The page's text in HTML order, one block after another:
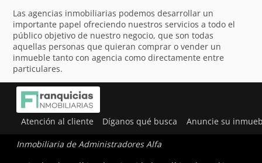
Las agencias inmobiliarias podemos desarrollar un
importante papel ofreciendo nuestros servicios a todo el
público objetivo de nuestro negocio, que son todas
aquellas personas que quieran comprar o vender un
inmueble tanto con agencia como directamente entre
particulares.
Atención al cliente Díganos qué busca Anuncie su
Inmobiliaria de Administradores Alfa
Utilizamos cookies para ofrecerte la mejor experiencia en
nuestra web.
Puedes aprender más sobre qué cookies utilizamos o